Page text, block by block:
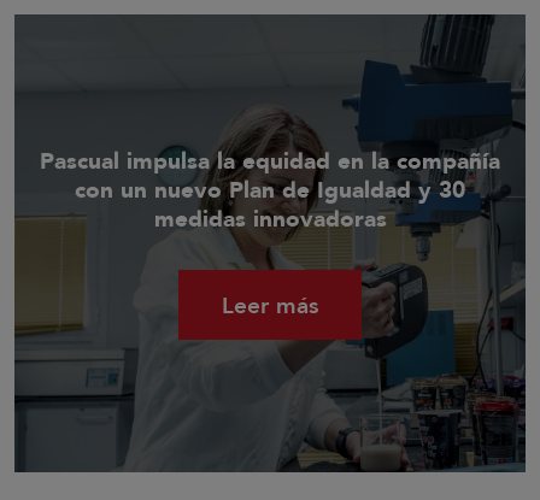
Pascual impulsa la equidad en la compañía
con un nuevo Plan de Igualdad y 30
medidas innovadoras
Leer más